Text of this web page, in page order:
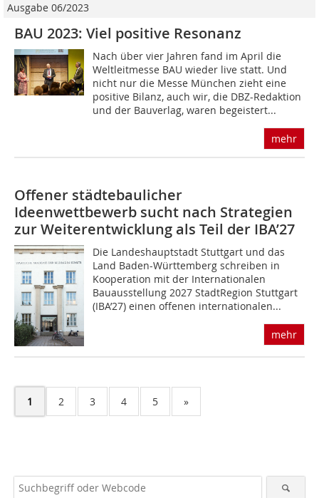
Ausgabe 06/2023
BAU 2023: Viel positive Resonanz
Nach über vier Jahren fand im April die
Weltleitmesse BAU wieder live statt. Und
nicht nur die Messe München zieht eine
positive Bilanz, auch wir, die DBZ-Redaktion
und der Bauverlag, waren begeistert...
mehr
Offener städtebaulicher
Ideenwettbewerb sucht nach Strategien
zur Weiterentwicklung als Teil der IBA’27
Die Landeshauptstadt Stuttgart und das
Land Baden-Württemberg schreiben in
Kooperation mit der Internationalen
Bauausstellung 2027 StadtRegion Stuttgart
(IBA’27) einen offenen internationalen...
mehr
1 2 3 4 5 »